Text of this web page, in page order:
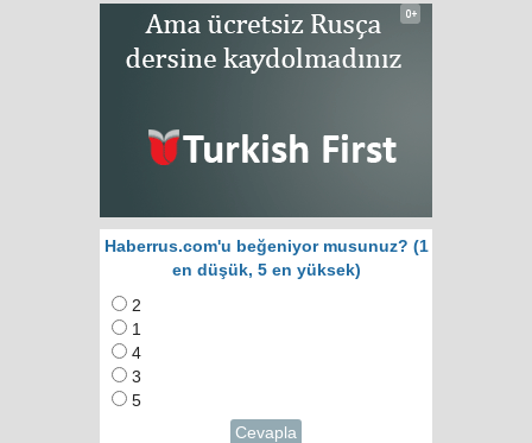
Haberrus.com'u beğeniyor musunuz? (1
en düşük, 5 en yüksek)
2
1
4
3
5
Cevapla